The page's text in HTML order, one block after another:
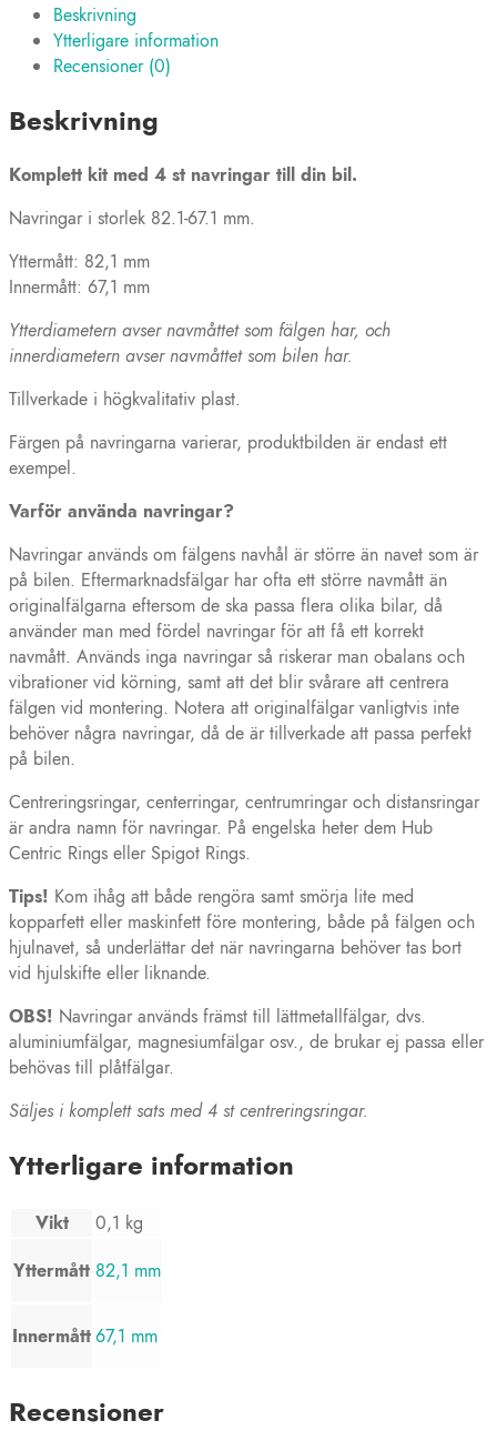
mm
(plast)
mängd
Beskrivning
Ytterligare information
Recensioner (0)
Beskrivning
Komplett kit med 4 st navringar till din bil.
Navringar i storlek 82.1-67.1 mm.
Yttermått: 82,1 mm
Innermått: 67,1 mm
Ytterdiametern avser navmåttet som fälgen har, och
innerdiametern avser navmåttet som bilen har.
Tillverkade i högkvalitativ plast.
Färgen på navringarna varierar, produktbilden är endast ett
exempel.
Varför använda navringar?
Navringar används om fälgens navhål är större än navet som är
på bilen. Eftermarknadsfälgar har ofta ett större navmått än
originalfälgarna eftersom de ska passa flera olika bilar, då
använder man med fördel navringar för att få ett korrekt
navmått. Används inga navringar så riskerar man obalans och
vibrationer vid körning, samt att det blir svårare att centrera
fälgen vid montering. Notera att originalfälgar vanligtvis inte
behöver några navringar, då de är tillverkade att passa perfekt
på bilen.
Centreringsringar, centerringar, centrumringar och distansringar
är andra namn för navringar. På engelska heter dem Hub
Centric Rings eller Spigot Rings.
Tips! Kom ihåg att både rengöra samt smörja lite med
kopparfett eller maskinfett före montering, både på fälgen och
hjulnavet, så underlättar det när navringarna behöver tas bort
vid hjulskifte eller liknande.
OBS! Navringar används främst till lättmetallfälgar, dvs.
aluminiumfälgar, magnesiumfälgar osv., de brukar ej passa eller
behövas till plåtfälgar.
Säljes i komplett sats med 4 st centreringsringar.
Ytterligare information
Vikt
0,1 kg
Yttermått 82,1 mm
Innermått67,1 mm
Recensioner